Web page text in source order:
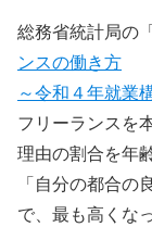
総務省統計局の「
ンスの働き方
～令和４年就業
フリーランスを
理由の割合を年
「自分の都合の
で、最も高くな